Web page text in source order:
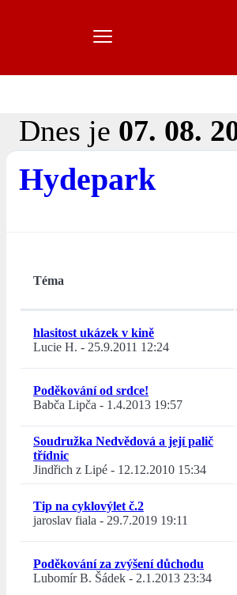
Dnes je 07. 08.
Hydepark
Téma
hlasitost ukázek v kině
Lucie H. - 25.9.2011 12:24
Poděkování od srdce!
Babča Lipča - 1.4.2013 19:57
Soudružka Nedvědová a její palič
třídnic
Jindřich z Lipé - 12.12.2010 15:34
Tip na cyklovýlet č.2
jaroslav fiala - 29.7.2019 19:11
Poděkování za zvýšení důchodu
Lubomír B. Šádek - 2.1.2013 23:34